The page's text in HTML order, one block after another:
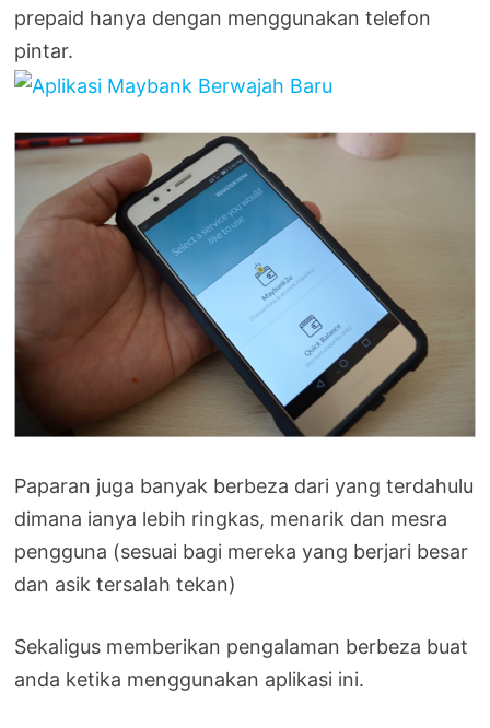
prepaid hanya dengan menggunakan telefon
pintar.
Paparan juga banyak berbeza dari yang terdahulu
dimana ianya lebih ringkas, menarik dan mesra
pengguna (sesuai bagi mereka yang berjari besar
dan asik tersalah tekan)
Sekaligus memberikan pengalaman berbeza buat
anda ketika menggunakan aplikasi ini.